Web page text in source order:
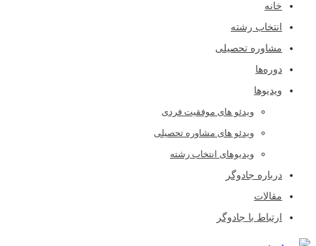
خانه
انتخاب رشته
مشاوره تحصیلی
دوره‌ها
ویدیوها
ویدئو های موفقیت فردی
ویدئو های مشاوره تحصیلی
ویدیوهای انتخاب رشته
درباره جادوگر
مقالات
ارتباط با جادوگر